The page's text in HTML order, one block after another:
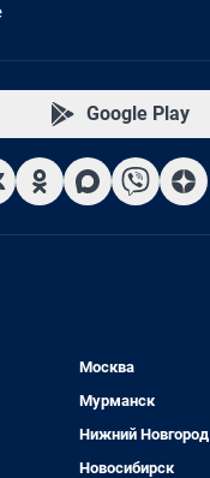
Google Play
Москва
Мурманск
Нижний Новгород
Новосибирск